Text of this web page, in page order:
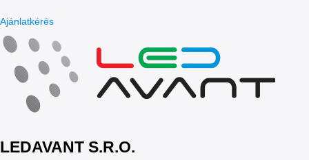
Ajánlatkérés
LEDAVANT S.R.O.